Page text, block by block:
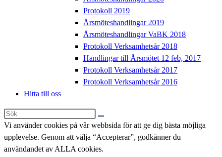
Protokoll 2019
Årsmöteshandlingar 2019
Årsmöteshandlingar VaBK 2018
Protokoll Verksamhetsår 2018
Handlingar till Årsmötet 12 feb, 2017
Protokoll Verksamhetsår 2017
Protokoll Verksamhetsår 2016
Hitta till oss
Sök
på
denna
webbplats
Vi använder cookies på vår webbsida för att ge dig bästa möjliga
upplevelse. Genom att välja “Accepterar”, godkänner du
användandet av ALLA cookies.